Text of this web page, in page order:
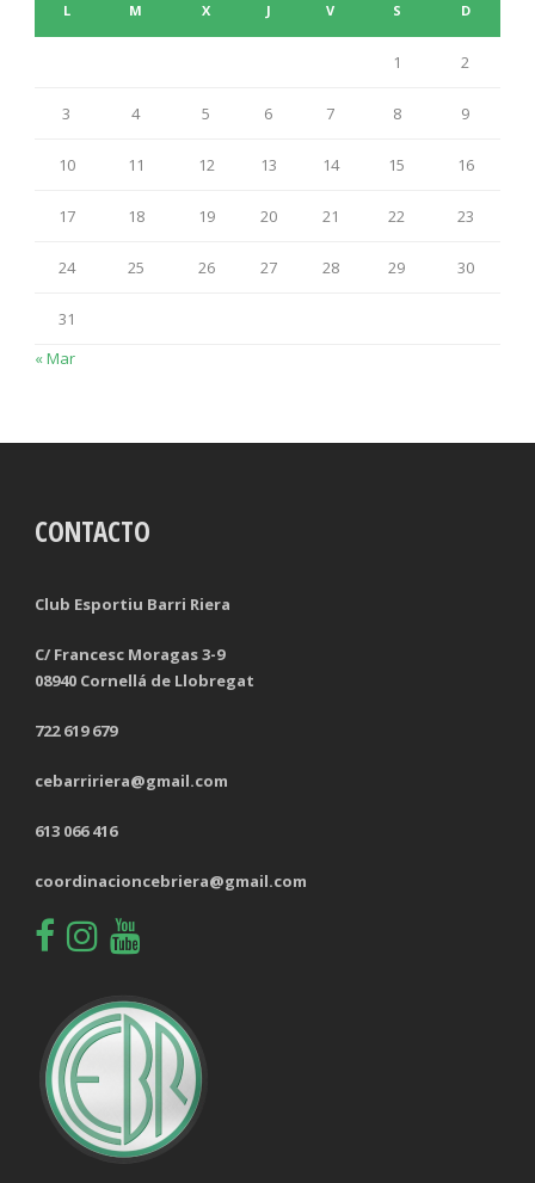
L M X J V S D
1 2
3 4 5 6 7 8 9
10 11 12 13 14 15 16
17 18 19 20 21 22 23
24 25 26 27 28 29 30
31
« Mar
CONTACTO
Club Esportiu Barri Riera
C/ Francesc Moragas 3-9
08940 Cornellá de Llobregat
722 619 679
cebarririera@gmail.com
613 066 416
coordinacioncebriera@gmail.com